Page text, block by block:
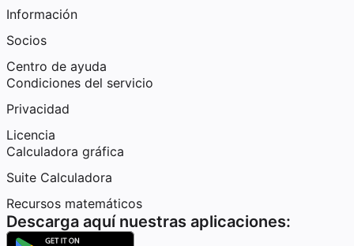
Información
Socios
Centro de ayuda
Condiciones del servicio
Privacidad
Licencia
Calculadora gráfica
Suite Calculadora
Recursos matemáticos
Descarga aquí nuestras aplicaciones: